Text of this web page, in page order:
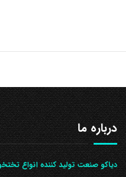
درباره ما
دیاکو صنعت تولید کننده انواع